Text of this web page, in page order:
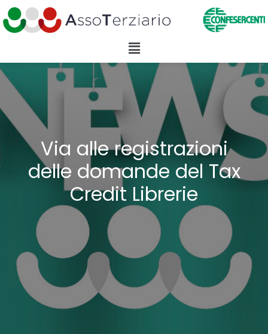
Via alle registrazioni
delle domande del Tax
Credit Librerie